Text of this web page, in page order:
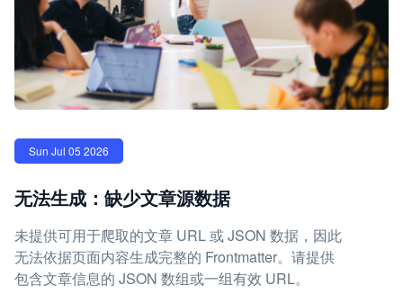
Sun Jul 05 2026
无法生成：缺少文章源数据
未提供可用于爬取的文章 URL 或 JSON 数据，因此
无法依据页面内容生成完整的 Frontmatter。请提供
包含文章信息的 JSON 数组或一组有效 URL。